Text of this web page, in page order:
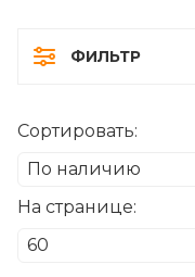
ФИЛЬТР
Сортировать:
На странице: